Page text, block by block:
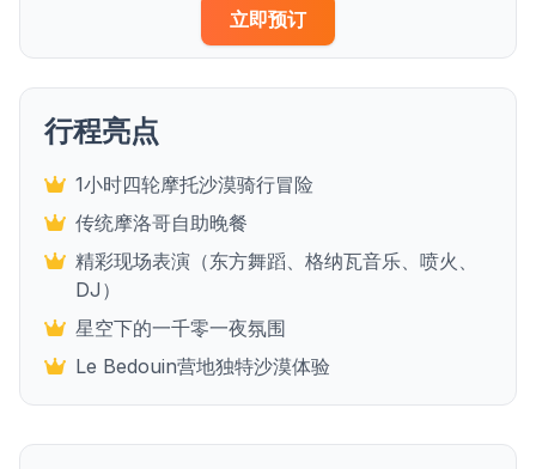
立即预订
行程亮点
1小时四轮摩托沙漠骑行冒险
传统摩洛哥自助晚餐
精彩现场表演（东方舞蹈、格纳瓦音乐、喷火、
DJ）
星空下的一千零一夜氛围
Le Bedouin营地独特沙漠体验